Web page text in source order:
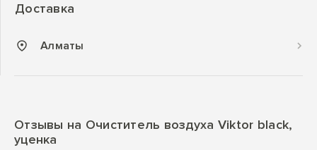
Доставка
Алматы
Отзывы на Очиститель воздуха Viktor black,
уценка